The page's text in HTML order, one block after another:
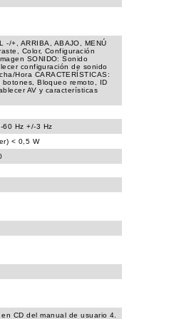
-/+, ARRIBA, ABAJO, MENÚ
Color, Configuración
SONIDO: Sonido
configuración de sonido
Hora CARACTERÍSTICAS:
Bloqueo remoto, ID
AV y características
60 Hz +/-3 Hz
< 0,5 W
CD del manual de usuario 4.